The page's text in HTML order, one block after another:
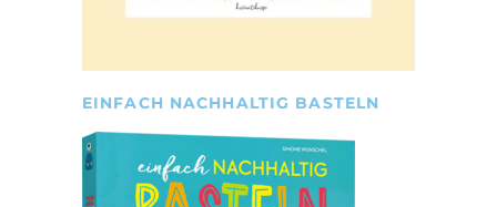
EINFACH NACHHALTIG BASTELN